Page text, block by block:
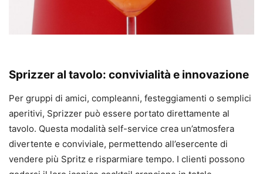
Sprizzer al tavolo: convivialità e innovazione
Per gruppi di amici, compleanni, festeggiamenti o semplici
aperitivi, Sprizzer può essere portato direttamente al
tavolo. Questa modalità self-service crea un’atmosfera
divertente e conviviale, permettendo all’esercente di
vendere più Spritz e risparmiare tempo. I clienti possono